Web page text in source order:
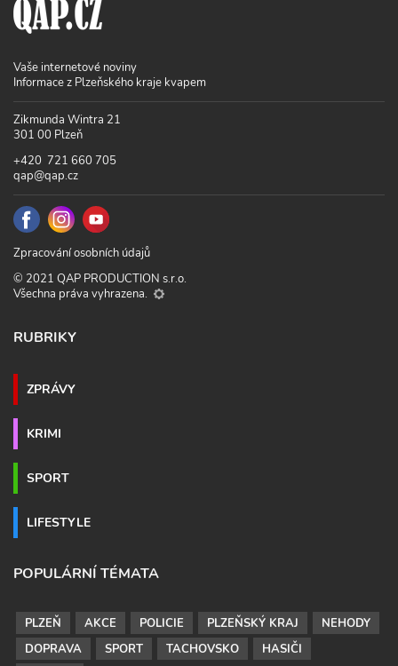
Vaše internetové noviny
Informace z Plzeňského kraje kvapem
Zikmunda Wintra 21
301 00 Plzeň
+420 721 660 705
qap@qap.cz
Zpracování osobních údajů
© 2021 QAP PRODUCTION s.r.o.
Všechna práva vyhrazena.
RUBRIKY
ZPRÁVY
KRIMI
SPORT
LIFESTYLE
POPULÁRNÍ TÉMATA
PLZEŇ AKCE POLICIE PLZEŇSKÝ KRAJ
NEHODY
DOPRAVA
SPORT TACHOVSKO HASIČI